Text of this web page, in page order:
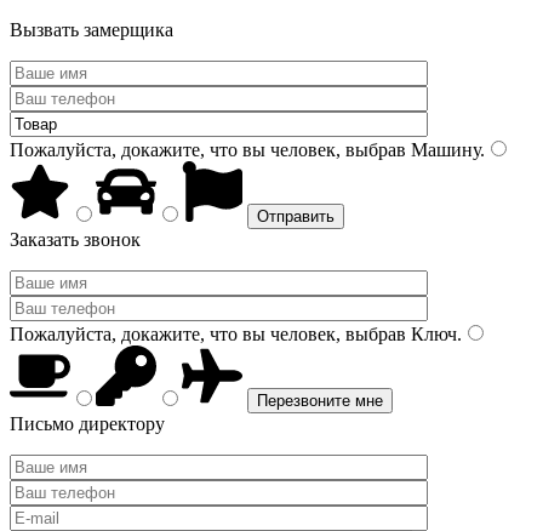
Вызвать замерщика
Пожалуйста, докажите, что вы человек, выбрав Машину.
Заказать звонок
Пожалуйста, докажите, что вы человек, выбрав Ключ.
Письмо директору